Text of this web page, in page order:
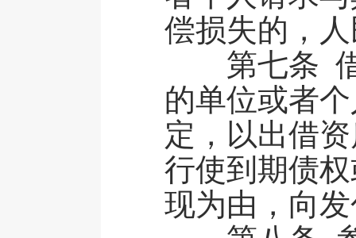
偿损失的，
第七条 借
的单位或者
定，以出借
行使到期债
现为由，向